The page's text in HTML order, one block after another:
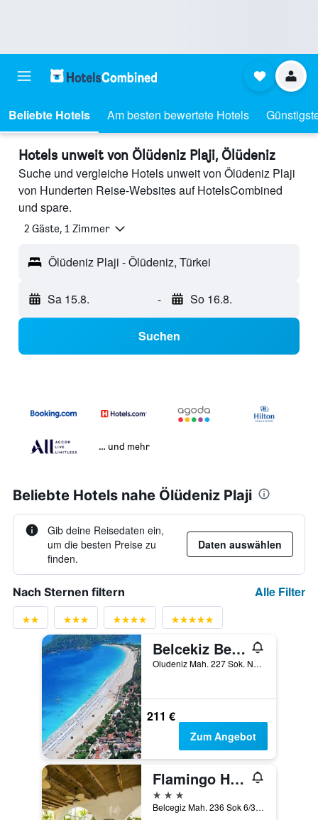
Beliebte Hotels Am besten bewertete Hotels
Hotels unweit von Ölüdeniz Plaji, Ölüdeniz
Suche und vergleiche Hotels unweit von Ölüdeniz Plaji
von Hunderten Reise-Websites auf HotelsCombined
und spare.
2 Gäste, 1 Zimmer
Ölüdeniz Plaji - Ölüdeniz, Türkei
Sa 15.8. - So 16.8.
Suchen
… und mehr
Beliebte Hotels nahe Ölüdeniz Plaji
Gib deine Reisedaten ein,
um die besten Preise zu
finden.
Daten auswählen
Nach Sternen filtern Alle Filter
Belcekiz Beach Club
Oludeniz Mah. 227 Sok. No:2A, Ölüdeniz, Türkei
211 €
Zum Angebot
Flamingo Hotel & Spa - Pet Friendly
3 Sterne
Belcegiz Mah. 236 Sok 6/3, Ölüdeniz, Türkei